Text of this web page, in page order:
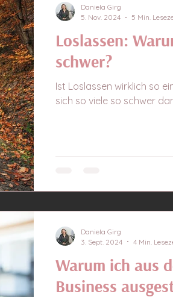
Loslassen:
schwer?
Ist Loslassen wirklich so
sich so viele so schwer
Daniela Girg
5. Nov. 2024
5 Min.
Warum ich aus
Business
Daniela Girg
3. Sept. 2024
4 Min.